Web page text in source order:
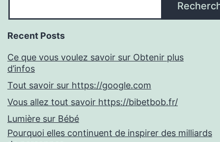
Recent Posts
Ce que vous voulez savoir sur Obtenir plus
d’infos
Tout savoir sur https://google.com
Vous allez tout savoir https://bibetbob.fr/
Lumière sur Bébé
Pourquoi elles continuent de inspirer des milliards